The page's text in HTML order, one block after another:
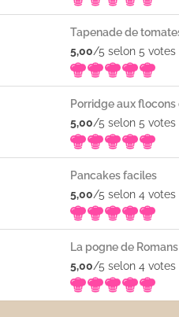
5,00/5 selon 5 votes
5,00/5 selon 5 votes
Pancakes faciles
5,00/5 selon 4 votes
La pogne de Romans
5,00/5 selon 4 votes